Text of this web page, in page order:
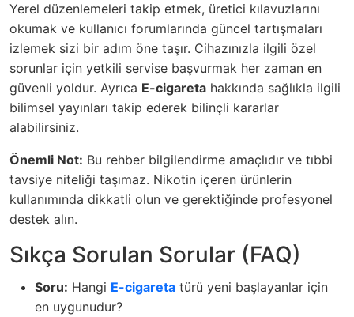
Yerel düzenlemeleri takip etmek, üretici kılavuzlarını
okumak ve kullanıcı forumlarında güncel tartışmaları
izlemek sizi bir adım öne taşır. Cihazınızla ilgili özel
sorunlar için yetkili servise başvurmak her zaman en
güvenli yoldur. Ayrıca E-cigareta hakkında sağlıkla ilgili
bilimsel yayınları takip ederek bilinçli kararlar
alabilirsiniz.
Önemli Not: Bu rehber bilgilendirme amaçlıdır ve tıbbi
tavsiye niteliği taşımaz. Nikotin içeren ürünlerin
kullanımında dikkatli olun ve gerektiğinde profesyonel
destek alın.
Sıkça Sorulan Sorular (FAQ)
Soru: Hangi E-cigareta türü yeni başlayanlar için
en uygunudur?